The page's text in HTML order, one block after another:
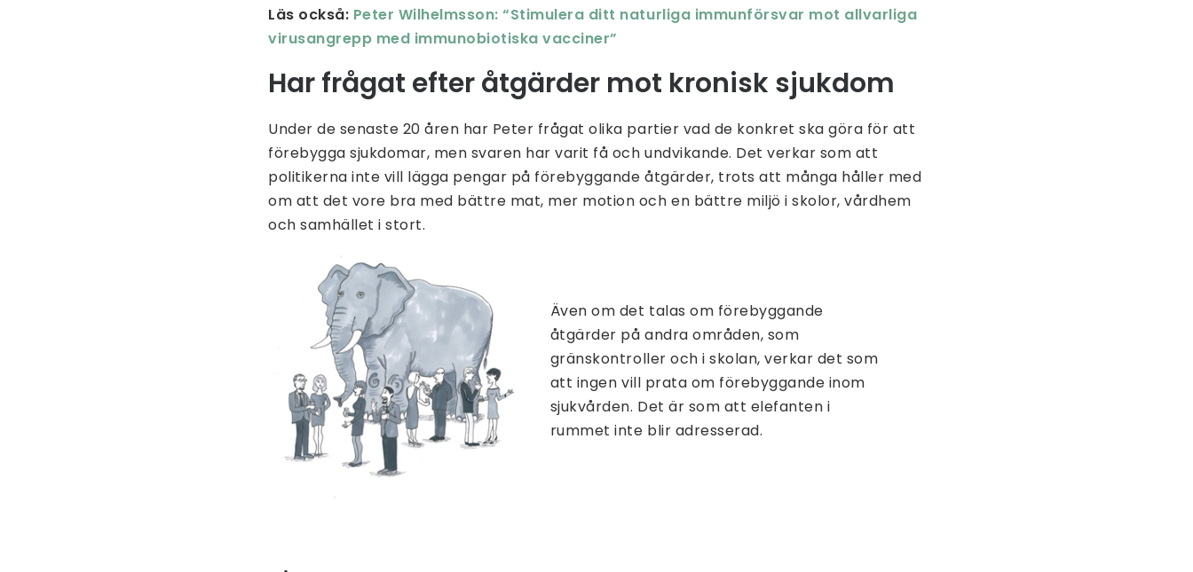
Läs också: Peter Wilhelmsson: “Stimulera ditt naturliga immunförsvar mot allvarliga
virusangrepp med immunobiotiska vacciner”
Har frågat efter åtgärder mot kronisk sjukdom
Under de senaste 20 åren har Peter frågat olika partier vad de konkret ska göra för att
förebygga sjukdomar, men svaren har varit få och undvikande. Det verkar som att
politikerna inte vill lägga pengar på förebyggande åtgärder, trots att många håller med
om att det vore bra med bättre mat, mer motion och en bättre miljö i skolor, vårdhem
och samhället i stort.
Även om det talas om förebyggande
åtgärder på andra områden, som
gränskontroller och i skolan, verkar det som
att ingen vill prata om förebyggande inom
sjukvården. Det är som att elefanten i
rummet inte blir adresserad.